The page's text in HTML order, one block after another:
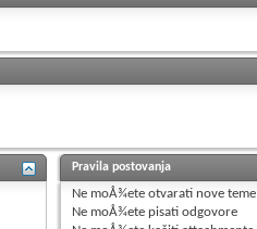
Pravila postovanja
Ne moÅ¾ete otvarati nove teme
Ne moÅ¾ete pisati odgovore